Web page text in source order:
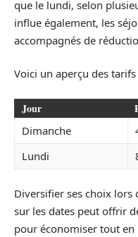
que le lundi, selon
influe également, les
accompagnés de
Voici un aperçu des
Jour
Dimanche
Lundi
Diversifier ses choix lors
sur les dates peut offrir
pour économiser tout